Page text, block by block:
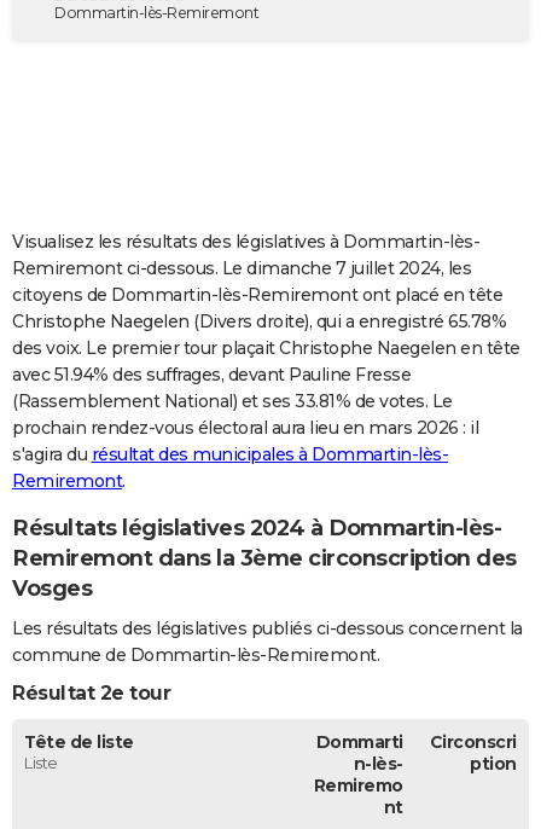
Destinations
City break
Voyage nature
Voyage de noces
Forum
Dictionnaire
Biographies
Citations
Expressions
Proverbes
PROGRAMME TV
COPAINS D'AVANT
S'inscrire
Se connecter
Lycées
Collèges
Primaires
Universités
Entreprises
Service militaire
Avis de recherche
AVIS DE DÉCÈS
FORUM
Bricolage
Lifestyle
Culture
Sport
Auto
Television
Voyage
Cinema
Dommartin-lès-Remiremont
Visualisez les résultats des législatives à Dommartin-lès-
Remiremont ci-dessous. Le dimanche 7 juillet 2024, les
citoyens de Dommartin-lès-Remiremont ont placé en tête
Christophe Naegelen (Divers droite), qui a enregistré 65.78%
des voix. Le premier tour plaçait Christophe Naegelen en tête
avec 51.94% des suffrages, devant Pauline Fresse
(Rassemblement National) et ses 33.81% de votes. Le
prochain rendez-vous électoral aura lieu en mars 2026 : il
s'agira du résultat des municipales à Dommartin-lès-
Remiremont.
Résultats législatives 2024 à Dommartin-lès-
Remiremont dans la 3ème circonscription des
Vosges
Les résultats des législatives publiés ci-dessous concernent la
commune de Dommartin-lès-Remiremont.
Résultat 2e tour
Tête de liste
Liste
Dommarti
n-lès-
Remiremo
nt
Circonscri
ption